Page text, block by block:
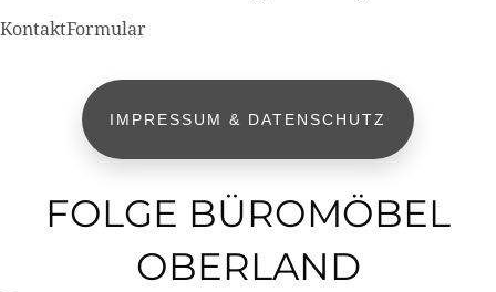
KontaktFormular
IMPRESSUM & DATENSCHUTZ
FOLGE BÜROMÖBEL
OBERLAND